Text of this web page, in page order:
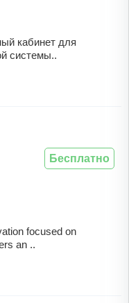
кабинет для
системы..
focused on
an ..
Бесплатно